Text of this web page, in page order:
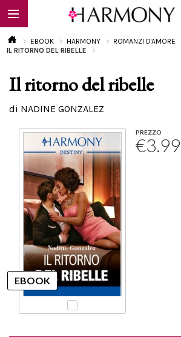
EBOOK
Calendario
EBOOK HARMONY ROMANZI D'AMORE
IL RITORNO DEL RIBELLE
Il ritorno del ribelle
di NADINE GONZALEZ
PREZZO
€3.99